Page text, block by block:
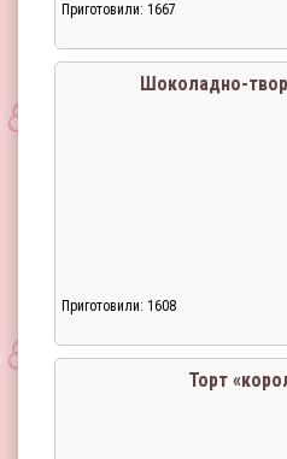
Приготовили: 1667
Шоколадно-
Приготовили: 1608
Торт